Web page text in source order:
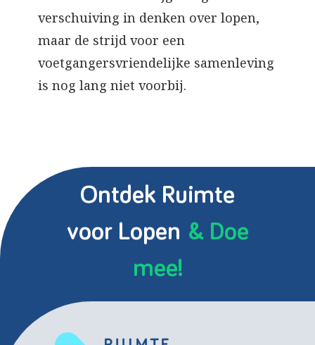
verschuiving in denken over lopen,
maar de strijd voor een
voetgangersvriendelijke samenleving
is nog lang niet voorbij.
Ontdek Ruimte
voor Lopen & Doe
mee!